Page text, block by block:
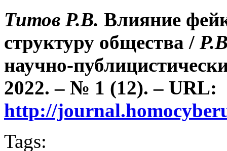
Титов Р.В. Влияние
структуру общества /
научно-
2022. – № 1 (12). – URL:
http://
Tags: